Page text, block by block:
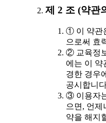
제 2 조 (약관
① 이 약관
으로써 효
② 교육정
에는 이 약
경한 경우
공시합니
③ 이용자
으면, 언제
약을 해지